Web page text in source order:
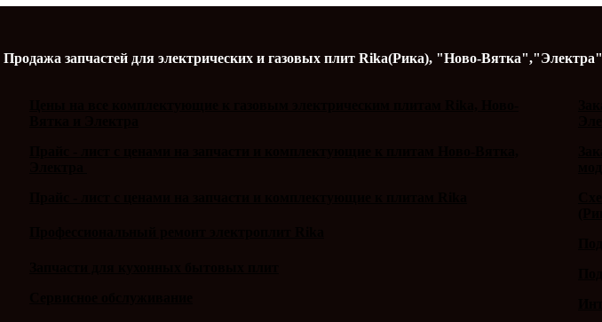
Продажа запчастей для электрических и газовых плит Rika(Рика), "Ново-Вятка","Электра"